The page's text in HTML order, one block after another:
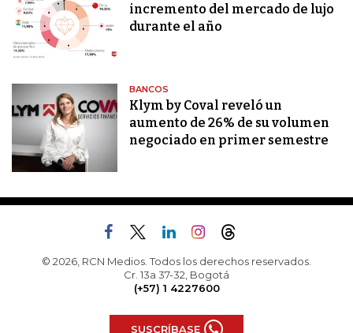
incremento del mercado de lujo
durante el año
BANCOS
Klym by Coval reveló un
aumento de 26% de su volumen
negociado en primer semestre
© 2026, RCN Medios. Todos los derechos reservados.
Cr. 13a 37-32, Bogotá
(+57) 1 4227600
SUSCRÍBASE